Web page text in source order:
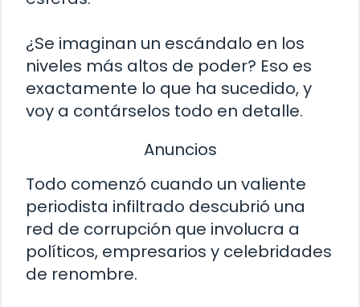
¿Se imaginan un escándalo en los
niveles más altos de poder? Eso es
exactamente lo que ha sucedido, y
voy a contárselos todo en detalle.
Anuncios
Todo comenzó cuando un valiente
periodista infiltrado descubrió una
red de corrupción que involucra a
políticos, empresarios y celebridades
de renombre.